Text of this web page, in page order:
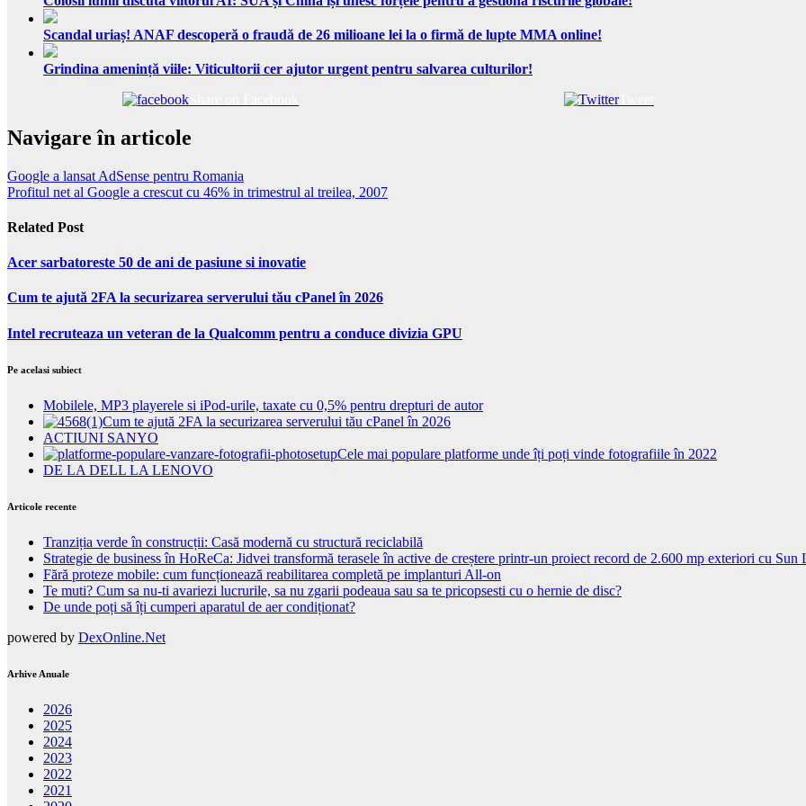
Scandal uriaș! ANAF descoperă o fraudă de 26 milioane lei la o firmă de lupte MMA online!
Grindina amenință viile: Viticultorii cer ajutor urgent pentru salvarea culturilor!
Tweet
Navigare în articole
Google a lansat AdSense pentru Romania
Profitul net al Google a crescut cu 46% in trimestrul al treilea, 2007
Related Post
Acer sarbatoreste 50 de ani de pasiune si inovatie
Cum te ajută 2FA la securizarea serverului tău cPanel în 2026
Intel recruteaza un veteran de la Qualcomm pentru a conduce divizia GPU
Pe acelasi subiect
Mobilele, MP3 playerele si iPod-urile, taxate cu 0,5% pentru drepturi de autor
Cum te ajută 2FA la securizarea serverului tău cPanel în 2026
ACTIUNI SANYO
Cele mai populare platforme unde îți poți vinde fotografiile în 2022
DE LA DELL LA LENOVO
Articole recente
Tranziția verde în construcții: Casă modernă cu structură reciclabilă
Strategie de business în HoReCa: Jidvei transformă terasele în active de creștere printr-un proiect record de 2.600 mp exteriori cu Sun
Fără proteze mobile: cum funcționează reabilitarea completă pe implanturi All-on
Te muti? Cum sa nu-ti avariezi lucrurile, sa nu zgarii podeaua sau sa te pricopsesti cu o hernie de disc?
De unde poți să îți cumperi aparatul de aer condiționat?
powered by DexOnline.Net
Arhive Anuale
2026
2025
2024
2023
2022
2021